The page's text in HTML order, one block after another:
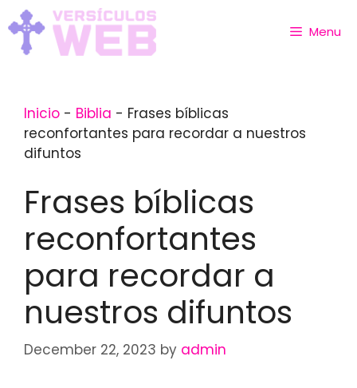
Skip
to
content
Menu
Inicio - Biblia - Frases bíblicas
reconfortantes para recordar a nuestros
difuntos
Frases bíblicas
reconfortantes
para recordar a
nuestros difuntos
December 22, 2023 by admin